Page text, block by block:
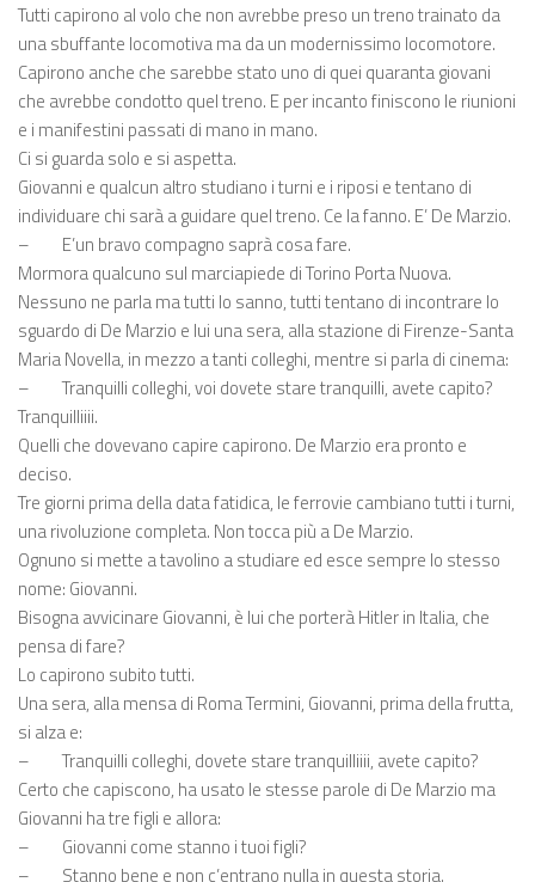
Tutti capirono al volo che non avrebbe preso un treno trainato da
una sbuffante locomotiva ma da un modernissimo locomotore.
Capirono anche che sarebbe stato uno di quei quaranta giovani
che avrebbe condotto quel treno. E per incanto finiscono le riunioni
e i manifestini passati di mano in mano.
Ci si guarda solo e si aspetta.
Giovanni e qualcun altro studiano i turni e i riposi e tentano di
individuare chi sarà a guidare quel treno. Ce la fanno. E’ De Marzio.
–
E’un bravo compagno saprà cosa fare.
Mormora qualcuno sul marciapiede di Torino Porta Nuova.
Nessuno ne parla ma tutti lo sanno, tutti tentano di incontrare lo
sguardo di De Marzio e lui una sera, alla stazione di Firenze-Santa
Maria Novella, in mezzo a tanti colleghi, mentre si parla di cinema:
–
Tranquilli colleghi, voi dovete stare tranquilli, avete capito?
Tranquilliiii.
Quelli che dovevano capire capirono. De Marzio era pronto e
deciso.
Tre giorni prima della data fatidica, le ferrovie cambiano tutti i turni,
una rivoluzione completa. Non tocca più a De Marzio.
Ognuno si mette a tavolino a studiare ed esce sempre lo stesso
nome: Giovanni.
Bisogna avvicinare Giovanni, è lui che porterà Hitler in Italia, che
pensa di fare?
Lo capirono subito tutti.
Una sera, alla mensa di Roma Termini, Giovanni, prima della frutta,
si alza e:
–
Tranquilli colleghi, dovete stare tranquilliiii, avete capito?
Certo che capiscono, ha usato le stesse parole di De Marzio ma
Giovanni ha tre figli e allora:
–
Giovanni come stanno i tuoi figli?
–
Stanno bene e non c’entrano nulla in questa storia.